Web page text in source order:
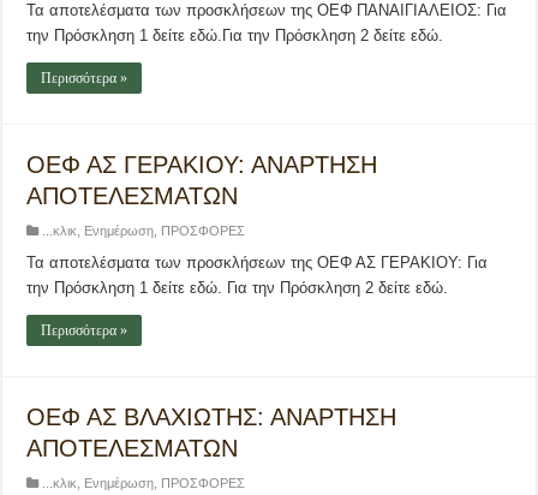
Τα αποτελέσματα των προσκλήσεων της ΟΕΦ ΠΑΝΑΙΓΙΑΛΕΙΟΣ: Για
την Πρόσκληση 1 δείτε εδώ.Για την Πρόσκληση 2 δείτε εδώ.
Περισσότερα »
ΟΕΦ ΑΣ ΓΕΡΑΚΙΟΥ: ΑΝΑΡΤΗΣΗ
ΑΠΟΤΕΛΕΣΜΑΤΩΝ
...κλικ Ενημέρωση ΠΡΟΣΦΟΡΕΣ
Τα αποτελέσματα των προσκλήσεων της ΟΕΦ ΑΣ ΓΕΡΑΚΙΟΥ: Για
την Πρόσκληση 1 δείτε εδώ. Για την Πρόσκληση 2 δείτε εδώ.
Περισσότερα »
ΟΕΦ ΑΣ ΒΛΑΧΙΩΤΗΣ: ΑΝΑΡΤΗΣΗ
ΑΠΟΤΕΛΕΣΜΑΤΩΝ
...κλικ Ενημέρωση ΠΡΟΣΦΟΡΕΣ